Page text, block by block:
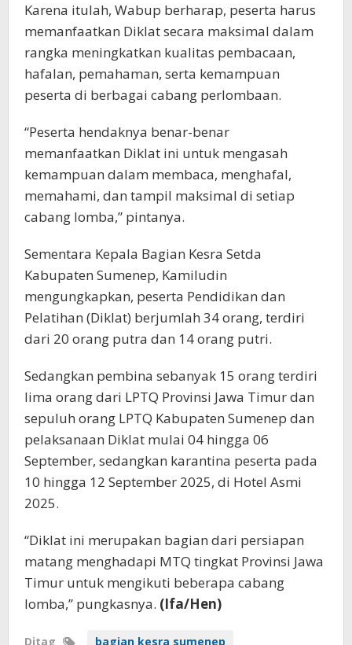
Karena itulah, Wabup berharap, peserta harus
memanfaatkan Diklat secara maksimal dalam
rangka meningkatkan kualitas pembacaan,
hafalan, pemahaman, serta kemampuan
peserta di berbagai cabang perlombaan.
“Peserta hendaknya benar-benar
memanfaatkan Diklat ini untuk mengasah
kemampuan dalam membaca, menghafal,
memahami, dan tampil maksimal di setiap
cabang lomba,” pintanya.
Sementara Kepala Bagian Kesra Setda
Kabupaten Sumenep, Kamiludin
mengungkapkan, peserta Pendidikan dan
Pelatihan (Diklat) berjumlah 34 orang, terdiri
dari 20 orang putra dan 14 orang putri.
Sedangkan pembina sebanyak 15 orang terdiri
lima orang dari LPTQ Provinsi Jawa Timur dan
sepuluh orang LPTQ Kabupaten Sumenep dan
pelaksanaan Diklat mulai 04 hingga 06
September, sedangkan karantina peserta pada
10 hingga 12 September 2025, di Hotel Asmi
2025.
“Diklat ini merupakan bagian dari persiapan
matang menghadapi MTQ tingkat Provinsi Jawa
Timur untuk mengikuti beberapa cabang
lomba,” pungkasnya. (Ifa/Hen)
Ditag bagian kesra sumenep